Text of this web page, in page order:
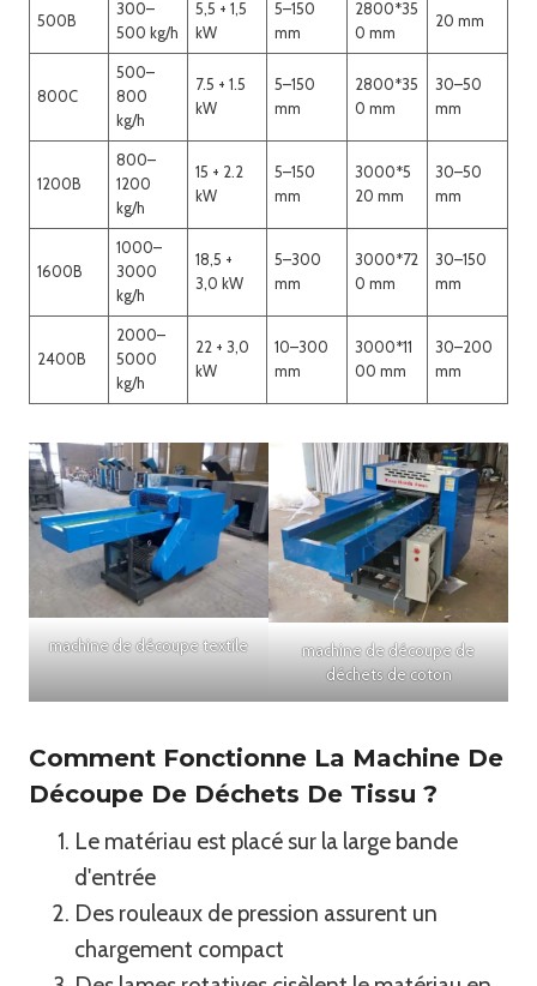
500B
300–
500 kg/h
5,5 + 1,5
kW
5–150
mm
2800*35
0 mm
20 mm
800C
500–
800
kg/h
7.5 + 1.5
kW
5–150
mm
2800*35
0 mm
30–50
mm
1200B
800–
1200
kg/h
15 + 2.2
kW
5–150
mm
3000*5
20 mm
30–50
mm
1600B
1000–
3000
kg/h
18,5 +
3,0 kW
5–300
mm
3000*72
0 mm
30–150
mm
2400B
2000–
5000
kg/h
22 + 3,0
kW
10–300
mm
3000*11
00 mm
30–200
mm
machine de découpe textile
machine de découpe de
déchets de coton
Comment Fonctionne La Machine De
Découpe De Déchets De Tissu ?
Le matériau est placé sur la large bande
d'entrée
Des rouleaux de pression assurent un
chargement compact